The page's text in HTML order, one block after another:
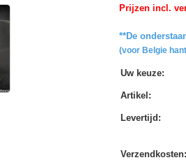
Prijzen incl.
**De
(voor Belgie
Uw keuze:
Artikel :
Levertijd :
Verzendkosten